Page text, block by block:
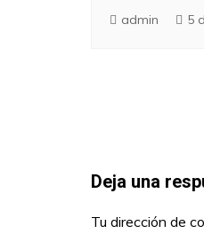
admin 5
Deja una
Tu dirección de